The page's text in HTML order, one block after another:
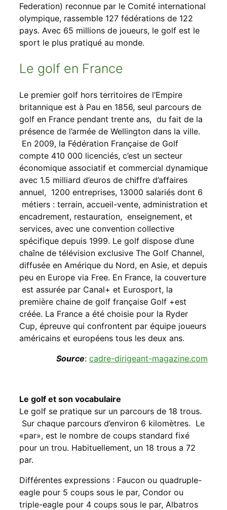
Federation) reconnue par le Comité international
olympique, rassemble 127 fédérations de 122
pays. Avec 65 millions de joueurs, le golf est le
sport le plus pratiqué au monde.
Le golf en France
Le premier golf hors territoires de l’Empire
britannique est à Pau en 1856, seul parcours de
golf en France pendant trente ans, du fait de la
présence de l’armée de Wellington dans la ville.
En 2009, la Fédération Française de Golf
compte 410 000 licenciés, c’est un secteur
économique associatif et commercial dynamique
avec 1.5 milliard d’euros de chiffre d’affaires
annuel, 1200 entreprises, 13000 salariés dont 6
métiers : terrain, accueil-vente, administration et
encadrement, restauration, enseignement, et
services, avec une convention collective
spécifique depuis 1999. Le golf dispose d’une
chaîne de télévision exclusive The Golf Channel,
diffusée en Amérique du Nord, en Asie, et depuis
peu en Europe via Free. En France, la couverture
est assurée par Canal+ et Eurosport, la
première chaine de golf française Golf +est
créée. La France a été choisie pour la Ryder
Cup, épreuve qui confrontent par équipe joueurs
américains et européens tous les deux ans.
Source: cadre-dirigeant-magazine.com
Le golf et son vocabulaire
Le golf se pratique sur un parcours de 18 trous.
Sur chaque parcours d’environ 6 kilomètres. Le
«par», est le nombre de coups standard fixé
pour un trou. Habituellement, un 18 trous a 72
par.
Différentes expressions : Faucon ou quadruple-
eagle pour 5 coups sous le par, Condor ou
triple-eagle pour 4 coups sous le par, Albatros